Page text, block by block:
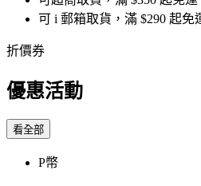
可 i 郵箱取貨，滿 $290 起免
折價券
優惠活動
看全部
P幣